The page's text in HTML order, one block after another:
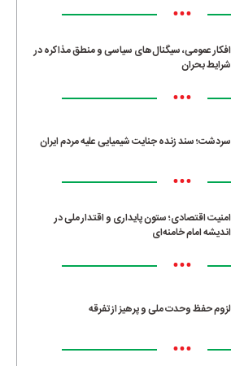
•••
افکار عمومی، سیگنال‌های سیاسی و منطق مذاکره در
شرایط بحران
•••
سردشت؛ سند زنده جنایت شیمیایی علیه مردم ایران
•••
امنیت اقتصادی؛ ستون پایداری و اقتدار ملی در
اندیشه امام خامنه‌ای
•••
لزوم حفظ وحدت ملی و پرهیز از تفرقه
•••